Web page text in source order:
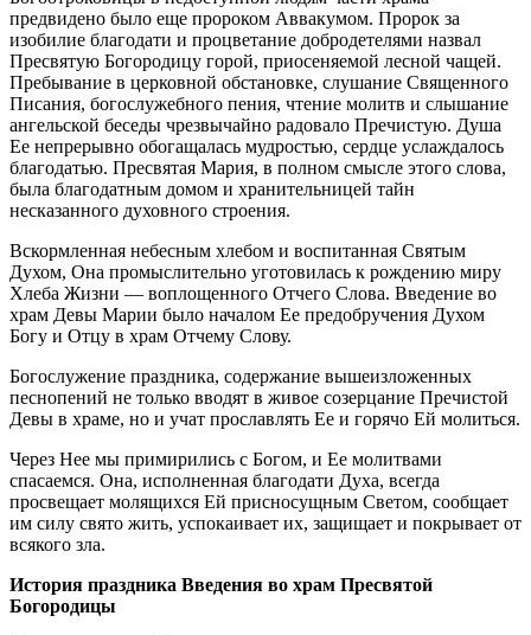
предвидено было еще пророком Аввакумом. Пророк за
изобилие благодати и процветание добродетелями назвал
Пресвятую Богородицу горой, приосеняемой лесной чащей.
Пребывание в церковной обстановке, слушание Священного
Писания, богослужебного пения, чтение молитв и слышание
ангельской беседы чрезвычайно радовало Пречистую. Душа
Ее непрерывно обогащалась мудростью, сердце услаждалось
благодатью. Пресвятая Мария, в полном смысле этого слова,
была благодатным домом и хранительницей тайн
несказанного духовного строения.
Вскормленная небесным хлебом и воспитанная Святым
Духом, Она промыслительно уготовилась к рождению миру
Хлеба Жизни — воплощенного Отчего Слова. Введение во
храм Девы Марии было началом Ее предобручения Духом
Богу и Отцу в храм Отчему Слову.
Богослужение праздника, содержание вышеизложенных
песнопений не только вводят в живое созерцание Пречистой
Девы в храме, но и учат прославлять Ее и горячо Ей молиться.
Через Нее мы примирились с Богом, и Ее молитвами
спасаемся. Она, исполненная благодати Духа, всегда
просвещает молящихся Ей присносущным Светом, сообщает
им силу свято жить, успокаивает их, защищает и покрывает от
всякого зла.
История праздника Введения во храм Пресвятой
Богородицы